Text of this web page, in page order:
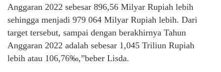
Anggaran 2022 sebesar 896,56 Milyar Rupiah lebih
sehingga menjadi 979 064 Milyar Rupiah lebih. Dari
target tersebut, sampai dengan berakhirnya Tahun
Anggaran 2022 adalah sebesar 1,045 Triliun Rupiah
lebih atau 106,76‰,”beber Lisda.